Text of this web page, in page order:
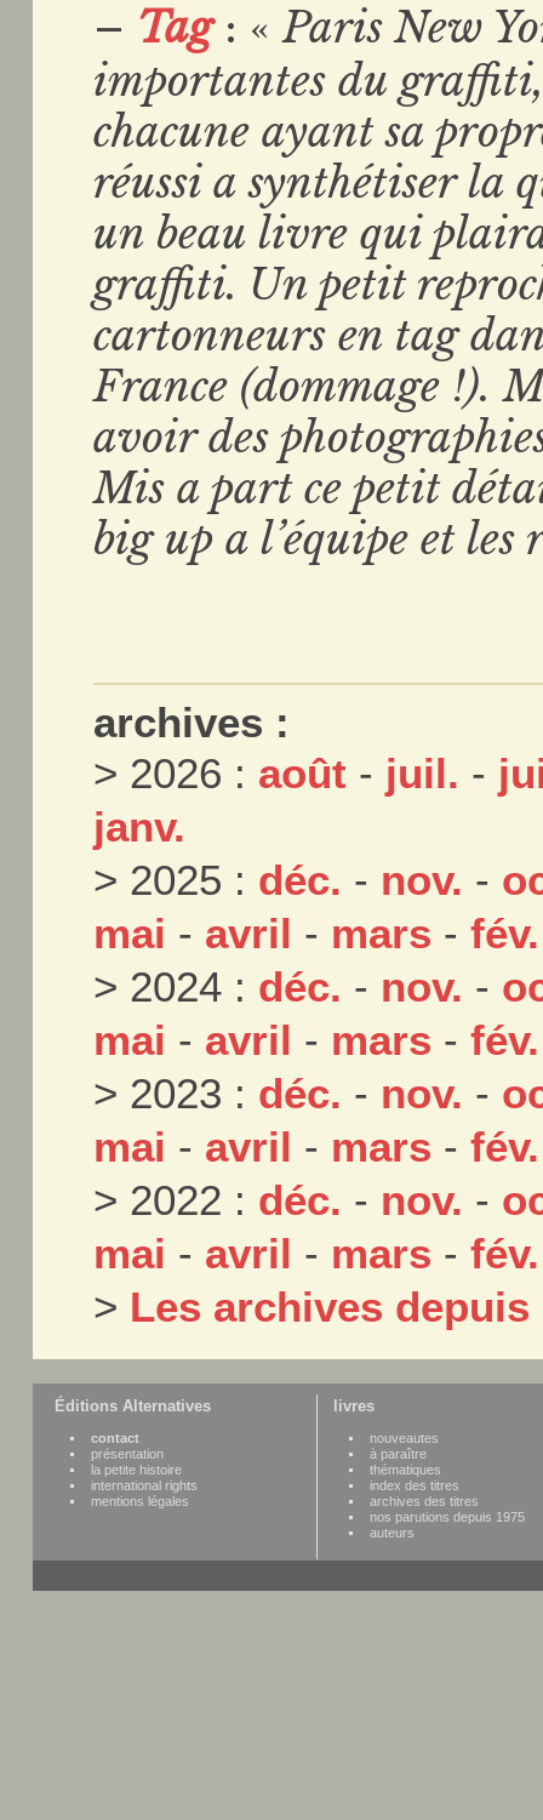
– Tag: « Paris New
importantes du
chacune ayant sa
réussi a synthétiser la
un beau livre qui
graffiti. Un petit
cartonneurs en tag
France (dommage !).
avoir des
Mis a part ce petit
big up a l’équipe et
archives :
> 2026 : août - juil. -
janv.
> 2025 : déc. - nov. -
mai - avril - mars -fév.
> 2024 : déc. - nov. -
mai - avril - mars -fév.
> 2023 : déc. - nov. -
mai - avril - mars -fév.
> 2022 : déc. - nov. -
mai - avril - mars -fév.
> Les archives depuis
Éditions Alternatives
contact
présentation
la petite histoire
international rights
mentions légales
livres
nouveautes
à paraître
thématiques
index des titres
archives des titres
nos parutions depuis 1975
auteurs